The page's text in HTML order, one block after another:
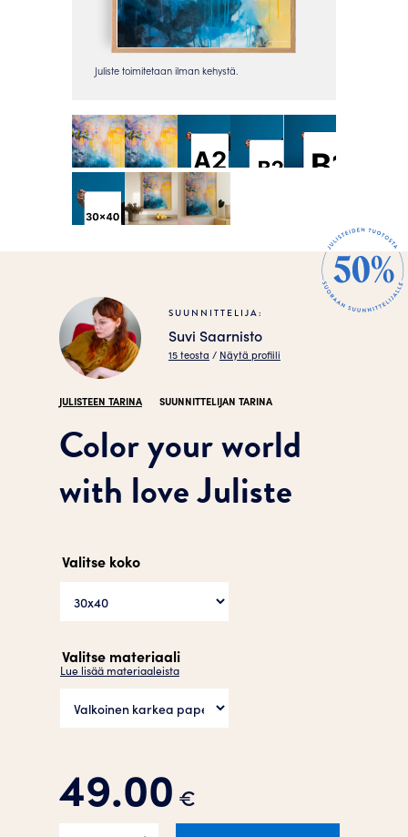
SUUNNITTELIJA:
Suvi Saarnisto
15 teosta / Näytä profiili
JULISTEEN TARINA SUUNNITTELIJAN TARINA
Color your world
with love Juliste
Valitse koko
Valitse materiaali
Lue lisää materiaaleista
49.00 €